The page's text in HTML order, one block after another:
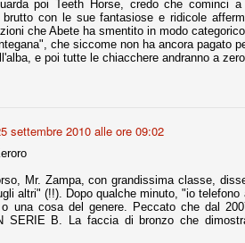
poi Teeth Horse, credo che cominci
brutto con le sue fantasiose e ridicole
che Abete ha smentito in modo
che siccome non ha ancora pagato
e poi tutte le chiacchere andranno a
settembre 2010 alle ore 09:02
Mr. Zampa, con grandissima classe,
altri" (!!). Dopo qualche minuto, "io
una cosa del genere. Peccato che dal
SERIE B. La faccia di bronzo che
Juventus era fare mercato e farlo subito,
annunciate di Tevez e Pirlo,
di Rugani, Dybala e Zaza, il gentleman
sono tutte mosse che puntano a
per la Juventus l'epoca degli accordi di
accordo) dovrà scomparire dal calcio italiano.
gli accordi di compartecipazione ancora in